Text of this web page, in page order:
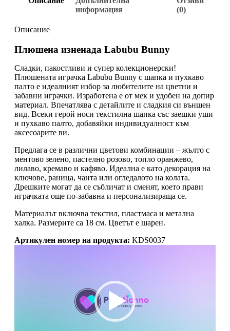
информация
(0)
Описание
Плюшена изненада Labubu Bunny
Сладки, пакостливи и супер колекционерски!
Плюшената играчка Labubu Bunny с шапка и пухкаво
палто е идеалният избор за любителите на цветни и
забавни играчки. Изработена е от мек и удобен на допир
материал. Впечатлява с детайлите и сладкия си външен
вид. Всеки герой носи текстилна шапка със заешки уши
и пухкаво палто, добавяйки индивидуалност към
аксесоарите ви.
Предлага се в различни цветови комбинации – жълто с
ментово зелено, пастелно розово, топло оранжево,
лилаво, кремаво и кафяво. Идеална е като декорация на
ключове, раница, чанта или огледалото на колата.
Дрешките могат да се събличат и сменят, което прави
играчката още по-забавна и персонализираща се.
Материалът включва текстил, пластмаса и метална
халка. Размерите са 18 см. Цветът е шарен.
Артикулен номер на продукта: KDS0037